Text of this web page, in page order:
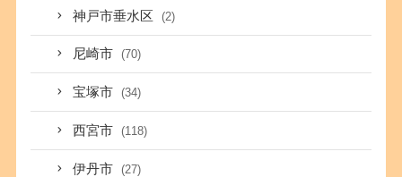
神戸市垂水区 (2)
尼崎市 (70)
宝塚市 (34)
西宮市 (118)
伊丹市 (27)